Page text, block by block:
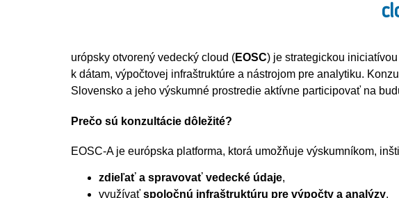
urópsky otvorený vedecký cloud (EOSC) je strategickou
k dátam, výpočtovej infraštruktúre a nástrojom pre analytiku.
Slovensko a jeho výskumné prostredie aktívne participovať na
Prečo sú konzultácie dôležité?
EOSC-A je európska platforma, ktorá umožňuje výskumníkom,
zdieľať a spravovať vedecké údaje,
využívať spoločnú infraštruktúru pre výpočty a analýzy,